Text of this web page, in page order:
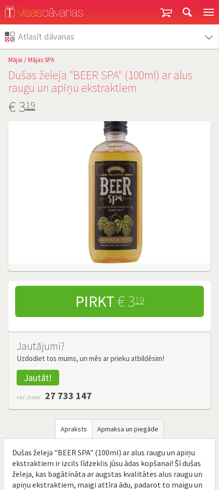
Atlasīt dāvanas
Mājai /Mājas SPA
Dušas želeja "BEER SPA" (100ml) ar alus
raugu un apiņu ekstraktiem
€319
PIRKT € 319
Jautājumi?
Uzdodiet tos mums, un mēs ar prieku atbildēsim!
Jautāt!
vai zvani 27 733 147
Apraksts Apmaksa un piegāde
Dušas želeja "BEER SPA" (100ml) ar alus raugu un apiņu
ekstraktiem ir izcils līdzeklis jūsu ādas kopšanai! Šī dušas
želeja, kas bagātināta ar augstas kvalitātes alus raugu un
apiņu ekstraktiem, maigi attīra ādu, padarot to maigu un